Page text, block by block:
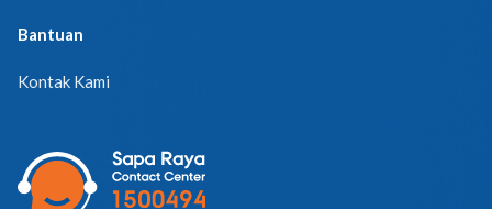
Bantuan
Kontak Kami